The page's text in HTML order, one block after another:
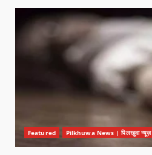
Featured Pilkhuwa News | पिलखुवा न्यूज़